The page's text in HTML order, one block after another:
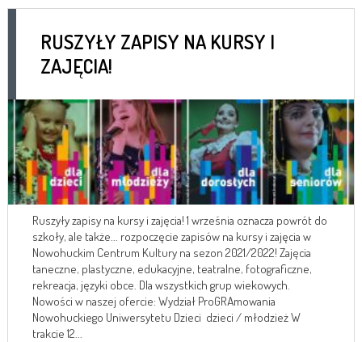
RUSZYŁY ZAPISY NA KURSY I
ZAJĘCIA!
Ruszyły zapisy na kursy i zajęcia! 1 września oznacza powrót do
szkoły, ale także... rozpoczęcie zapisów na kursy i zajęcia w
Nowohuckim Centrum Kultury na sezon 2021/2022! Zajęcia
taneczne, plastyczne, edukacyjne, teatralne, fotograficzne,
rekreacja, języki obce. Dla wszystkich grup wiekowych.
Nowości w naszej ofercie: Wydział ProGRAmowania
Nowohuckiego Uniwersytetu Dzieci dzieci / młodzież W
trakcie 12...